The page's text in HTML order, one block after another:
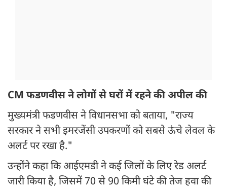
CM फडणवीस ने लोगों से घरों में रहने की अपील की
मुख्यमंत्री फडणवीस ने विधानसभा को बताया, "राज्य
सरकार ने सभी इमरजेंसी उपकरणों को सबसे ऊंचे लेवल के
अलर्ट पर रखा है."
उन्होंने कहा कि आईएमडी ने कई जिलों के लिए रेड अलर्ट
जारी किया है, जिसमें 70 से 90 किमी घंटे की तेज हवा की